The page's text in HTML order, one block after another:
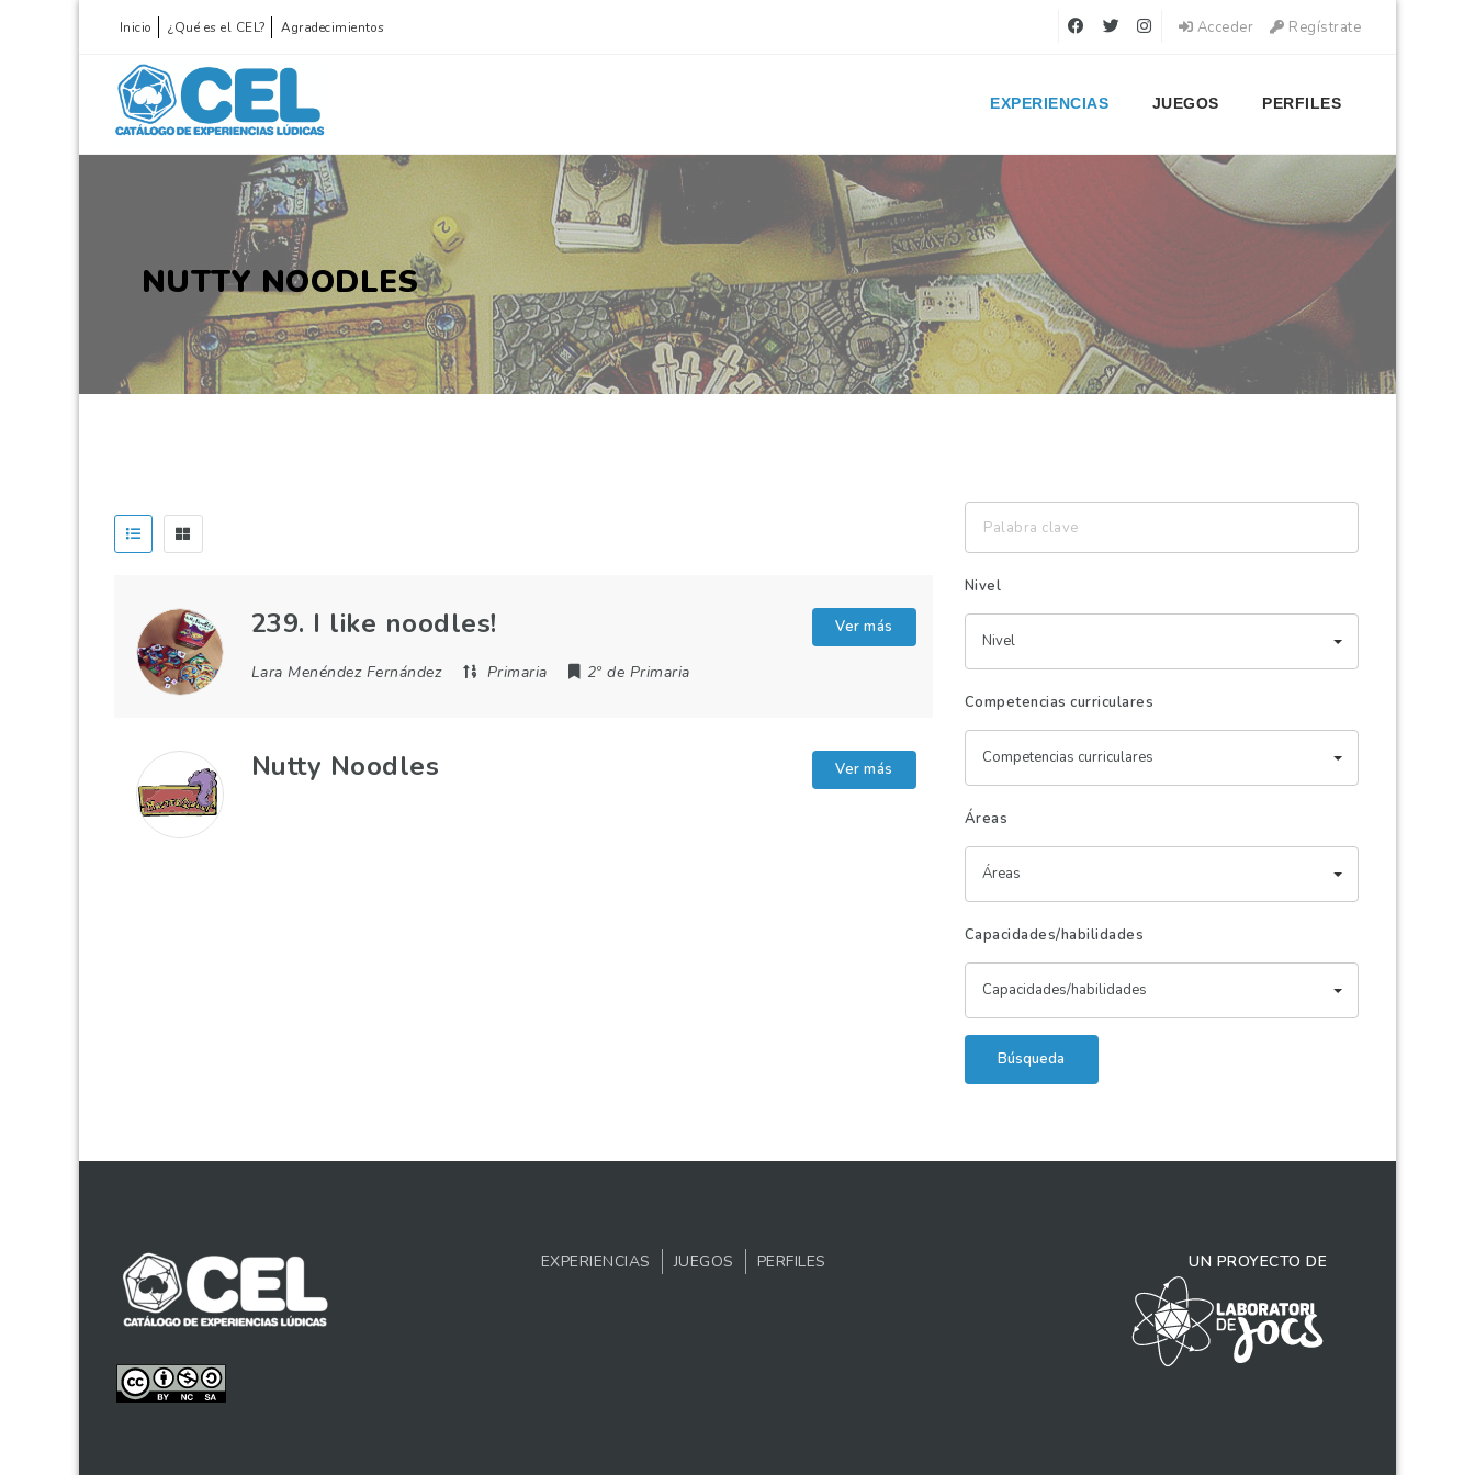
Inicio ¿Qué es el CEL? Agradecimientos Acceder Regístrate
EXPERIENCIAS JUEGOS PERFILES
NUTTY NOODLES
239. I like noodles!
Lara Menéndez Fernández Primaria 2º de Primaria
Ver más
Nutty Noodles Ver más
clave
Nivel
Nivel
Competencias curriculares
Competencias curriculares
Áreas
Áreas
Capacidades/habilidades
Capacidades/habilidades
Búsqueda
EXPERIENCIAS JUEGOS PERFILES UN PROYECTO DE